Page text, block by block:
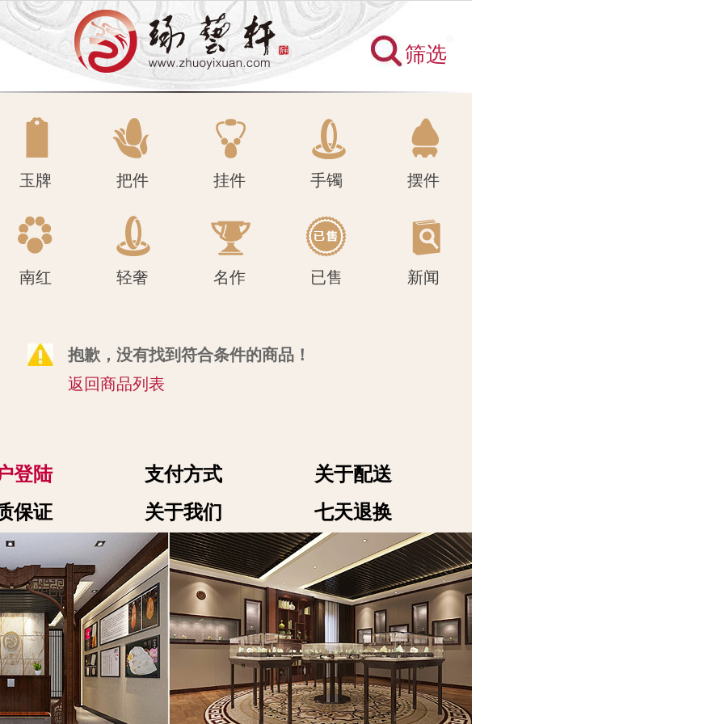
南红 轻奢 名作 已售 新闻
筛选
玉牌 把件 挂件 手镯 摆件
南红 轻奢 名作 已售 新闻
抱歉，没有找到符合条件的商品！
返回商品列表
登陆 支付方式
关于配送
保证
关于我们 七天退换